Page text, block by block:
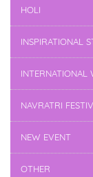
HOLI
INSPIRATIONAL
INTERNATIONAL
NAVRATRI
NEW EVENT
OTHER